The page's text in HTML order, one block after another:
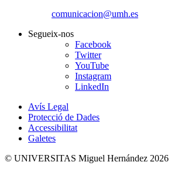
comunicacion@umh.es
Segueix-nos
Facebook
Twitter
YouTube
Instagram
LinkedIn
Avís Legal
Protecció de Dades
Accessibilitat
Galetes
© UNIVERSITAS Miguel Hernández 2026